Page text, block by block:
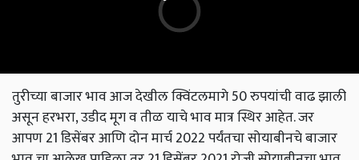
तुरीच्या बाजार भाव आज देखील क्विंटलमागे 50 रुपयांची वाढ झाली
असून हरभरा, उडीद मूग व तीळ याचे भाव मात्र स्थिर आहेत. जर
आपण 21 डिसेंबर आणि दोन मार्च 2022 पर्यंतचा सोयाबीनचे बाजार